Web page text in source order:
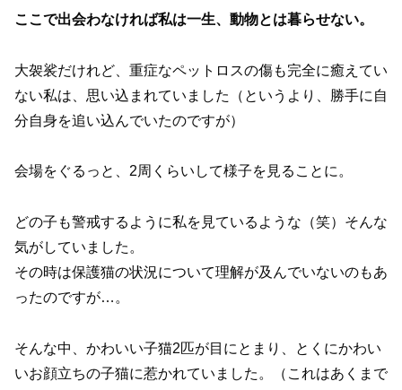
ここで出会わなければ私は一生、動物とは暮らせない。
大袈裟だけれど、重症なペットロスの傷も完全に癒えてい
ない私は、思い込まれていました（というより、勝手に自
分自身を追い込んでいたのですが）
会場をぐるっと、2周くらいして様子を見ることに。
どの子も警戒するように私を見ているような（笑）そんな
気がしていました。
その時は保護猫の状況について理解が及んでいないのもあ
ったのですが…。
そんな中、かわいい子猫2匹が目にとまり、とくにかわい
いお顔立ちの子猫に惹かれていました。（これはあくまで